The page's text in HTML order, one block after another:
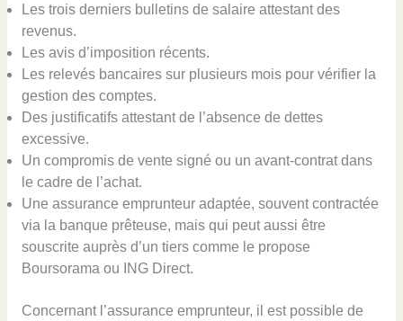
Les trois derniers bulletins de salaire attestant des
revenus.
Les avis d’imposition récents.
Les relevés bancaires sur plusieurs mois pour vérifier la
gestion des comptes.
Des justificatifs attestant de l’absence de dettes
excessive.
Un compromis de vente signé ou un avant-contrat dans
le cadre de l’achat.
Une assurance emprunteur adaptée, souvent contractée
via la banque prêteuse, mais qui peut aussi être
souscrite auprès d’un tiers comme le propose
Boursorama ou ING Direct.
Concernant l’assurance emprunteur, il est possible de